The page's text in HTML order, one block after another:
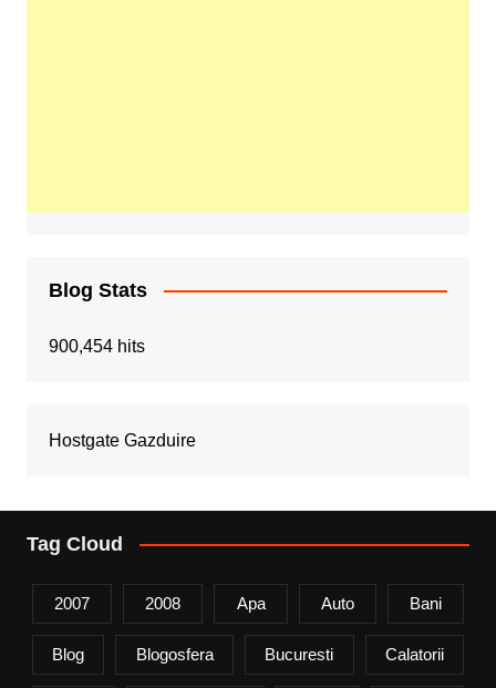
Blog Stats
900,454 hits
Hostgate Gazduire
Tag Cloud
2007 2008 Apa Auto Bani
Blog Blogosfera Bucuresti Calatorii